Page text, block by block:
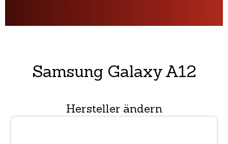
Samsung Galaxy A12
Hersteller ändern